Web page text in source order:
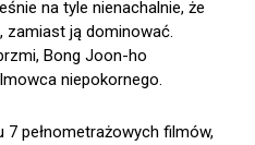
na tyle nienachalnie, że
zamiast ją dominować.
Bong Joon-ho
niepokornego.
pełnometrażowych filmów,